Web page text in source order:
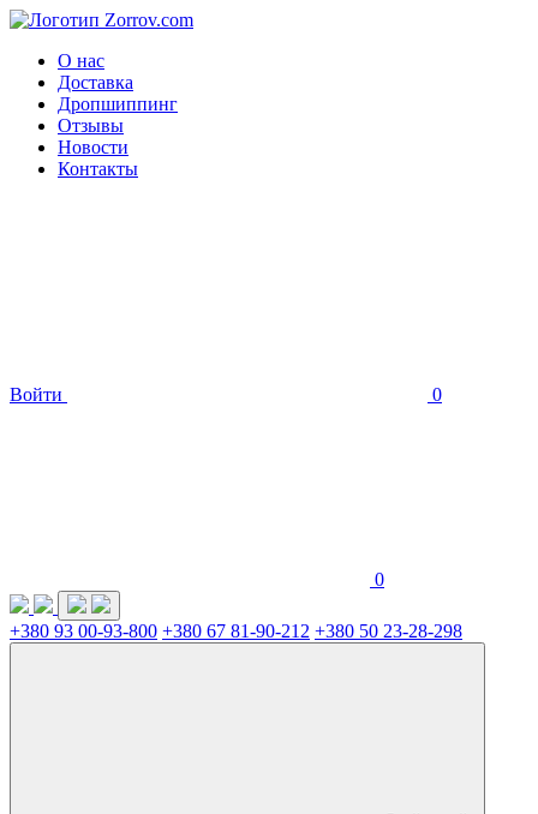
О нас
Доставка
Дропшиппинг
Отзывы
Новости
Контакты
Войти 0
0
+380 93 00-93-800 +380 67 81-90-212 +380 50 23-28-298